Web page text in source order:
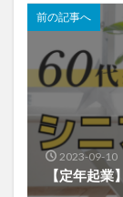
前の記事へ
2023-09-10
【定年起